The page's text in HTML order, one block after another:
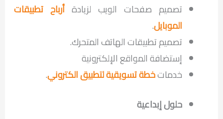
تصميم صفحات الويب لزيادة أرباح تطبيقات
الموبايل.
تصميم تطبيقات الهاتف المتحرك.
إستضافة المواقع الإلكترونية
خدماتخطة تسويقية لتطبيق الكتروني.
حلول إبداعية